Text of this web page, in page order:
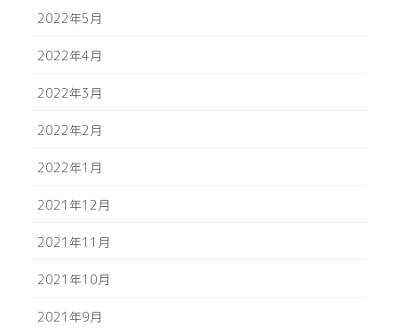
2022年5月
2022年4月
2022年3月
2022年2月
2022年1月
2021年12月
2021年11月
2021年10月
2021年9月